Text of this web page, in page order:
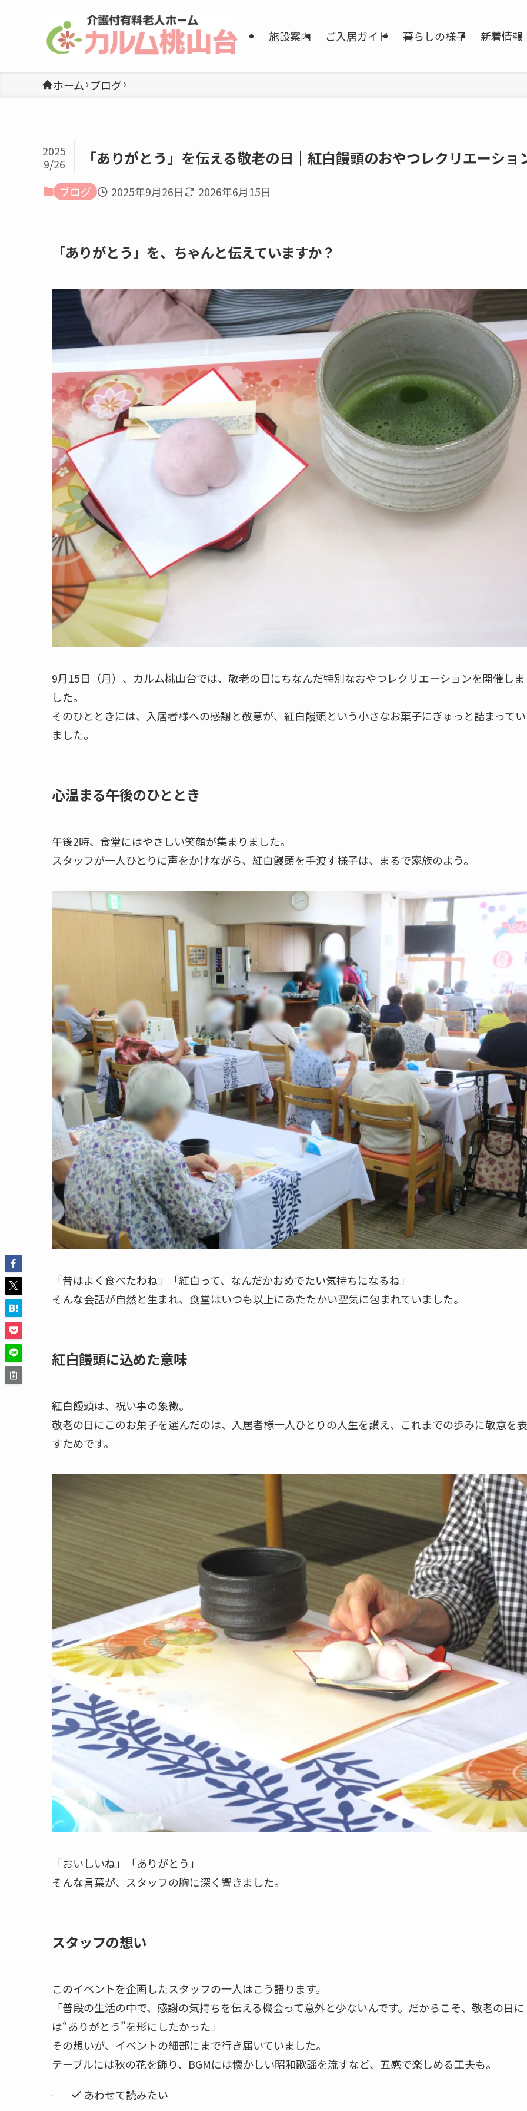
施設案内 ご入居ガイド 暮らしの様子 新着情報
ホーム ブログ
「ありがとう」を伝える敬老の日｜紅白饅頭のおやつレクリエーショ
2025
9/26
ブログ
2025年9月26日 2026年6月15日
「ありがとう」を、ちゃんと伝えていますか？
9月15日（月）、カルム桃山台では、敬老の日にちなんだ特別なおやつレクリエーションを開催しま
した。
そのひとときには、入居者様への感謝と敬意が、紅白饅頭という小さなお菓子にぎゅっと詰まってい
ました。
心温まる午後のひととき
午後2時、食堂にはやさしい笑顔が集まりました。
スタッフが一人ひとりに声をかけながら、紅白饅頭を手渡す様子は、まるで家族のよう。
「昔はよく食べたわね」「紅白って、なんだかおめでたい気持ちになるね」
そんな会話が自然と生まれ、食堂はいつも以上にあたたかい空気に包まれていました。
紅白饅頭に込めた意味
紅白饅頭は、祝い事の象徴。
敬老の日にこのお菓子を選んだのは、入居者様一人ひとりの人生を讃え、これまでの歩みに敬意を表
すためです。
「おいしいね」「ありがとう」
そんな言葉が、スタッフの胸に深く響きました。
スタッフの想い
このイベントを企画したスタッフの一人はこう語ります。
「普段の生活の中で、感謝の気持ちを伝える機会って意外と少ないんです。だからこそ、敬老の日に
は“ありがとう”を形にしたかった」
その想いが、イベントの細部にまで行き届いていました。
テーブルには秋の花を飾り、BGMには懐かしい昭和歌謡を流すなど、五感で楽しめる工夫も。
あわせて読みたい